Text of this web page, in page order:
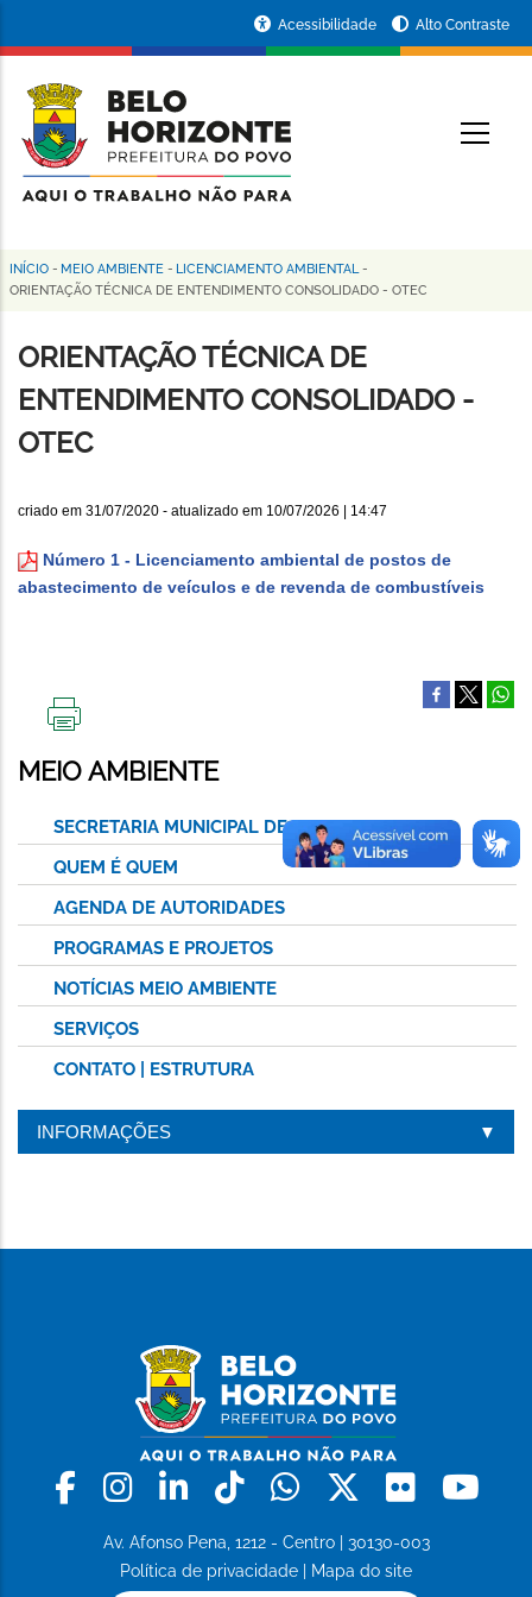
conteúdo
principal
da
Prefeitura
de
Horizonte
Acessibilidade Alto Contraste
Trilha
navegação
INÍCIO - MEIO AMBIENTE - LICENCIAMENTO AMBIENTAL -
ORIENTAÇÃO TÉCNICA DE ENTENDIMENTO CONSOLIDADO - OTEC
ORIENTAÇÃO TÉCNICA DE
ENTENDIMENTO CONSOLIDADO -
OTEC
criado em 31/07/2020 - atualizado em 10/07/2026 | 14:47
Número 1 - Licenciamento ambiental de postos de
abastecimento de veículos e de revenda de combustíveis
ESTA
PÁGINA
MEIO AMBIENTE
SECRETARIA MUNICIPAL DE MEIO AMBIENTE
QUEM É QUEM
AGENDA DE AUTORIDADES
PROGRAMAS E PROJETOS
NOTÍCIAS MEIO AMBIENTE
SERVIÇOS
CONTATO | ESTRUTURA
INFORMAÇÕES
Facebook
Instagram
LinkedinTiktokWhatsapp
X Flickr
Av. Afonso Pena, 1212 - Centro | 30130-003
Política de privacidade
Mapa do site